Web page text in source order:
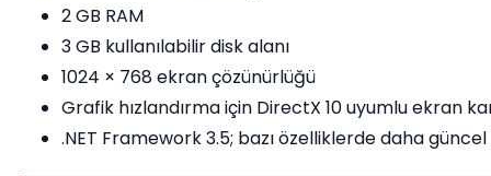
2 GB RAM
3 GB kullanılabilir disk alanı
1024 × 768 ekran çözünürlüğü
Grafik hızlandırma için DirectX 10 uyumlu ekran
.NET Framework 3.5; bazı özelliklerde daha